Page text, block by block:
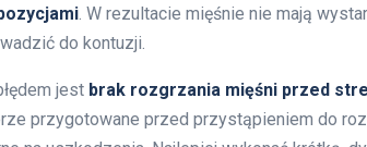
. W rezultacie mięśnie nie mają
do kontuzji.
jest brak rozgrzania mięśni przed
przygotowane przed przystąpieniem do